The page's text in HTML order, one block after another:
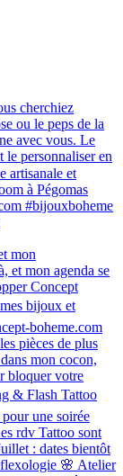
mon